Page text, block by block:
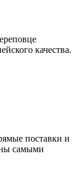
качества.
поставки и
самыми